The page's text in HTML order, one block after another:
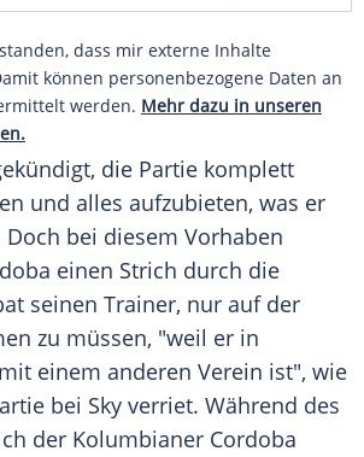
dass mir externe Inhalte
können personenbezogene Daten an
werden. Mehr dazu in unseren
die Partie komplett
und alles aufzubieten, was er
bei diesem Vorhaben
einen Strich durch die
seinen Trainer, nur auf der
zu müssen, "weil er in
einem anderen Verein ist", wie
bei Sky verriet. Während des
der Kolumbianer Cordoba